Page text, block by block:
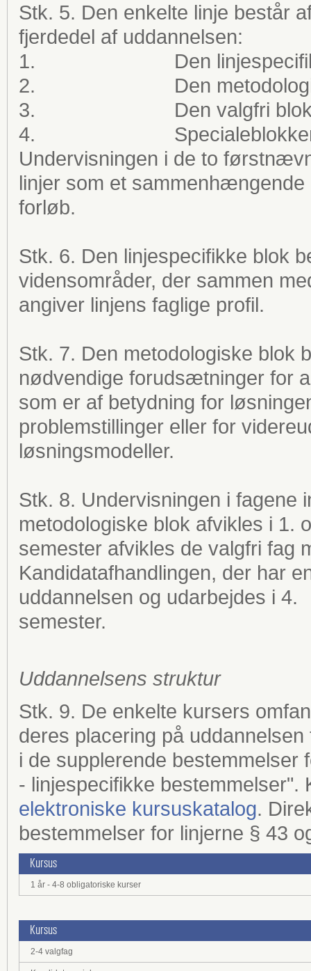
Stk. 5. Den enkelte linje består
fjerdedel af uddannelsen:
1. Den
2. Den
3. Den valgfri
4.
Undervisningen i de to
linjer som et
forløb.
Stk. 6. Den linjespecifikke blok
vidensområder, der sammen
angiver linjens faglige profil.
Stk. 7. Den metodologiske blok
nødvendige forudsætninger for
som er af betydning for
problemstillinger eller for
løsningsmodeller.
Stk. 8. Undervisningen i fagene
metodologiske blok afvikles i 1.
semester afvikles de valgfri fag
Kandidatafhandlingen, der har
uddannelsen og udarbejdes i 4.
Uddannelsens struktur
Stk. 9. De enkelte kursers
deres placering på
i de supplerende bestemmelser
- linjespecifikke
elektroniske kursuskatalog.
bestemmelser for linjerne § 43
Kursus
1 år - 4-8 obligatoriske kurser
Kursus
2-4 valgfag